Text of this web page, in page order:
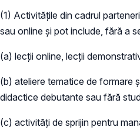
(1) Activitățile din cadrul
sau online și pot include, fără a
(a) lecții online, lecții
(b) ateliere tematice de formare
didactice debutante sau fără
(c) activități de sprijin pentru